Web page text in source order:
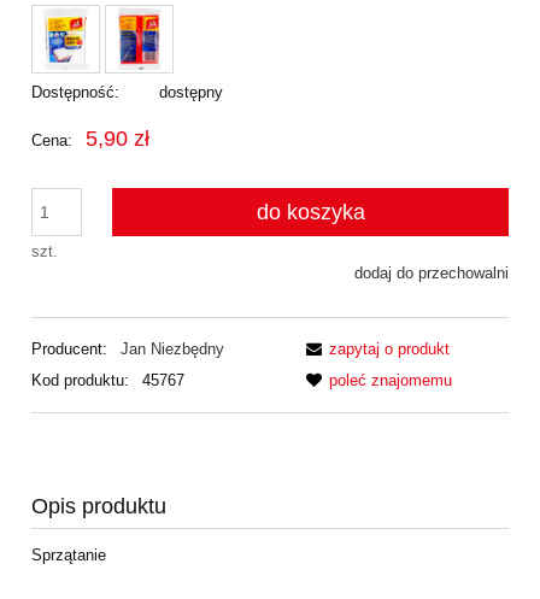
Dostępność: dostępny
Cena: 5,90 zł
szt.
do koszyka
dodaj do przechowalni
Producent:
Jan Niezbędny
Kod produktu:
45767
zapytaj o produkt
poleć znajomemu
Opis produktu
Sprzątanie